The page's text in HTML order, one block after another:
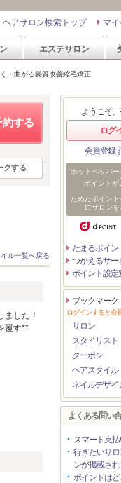
マ
アサロン検索トップ
エステサロン
・曲がる髪質改善縮毛矯正
約する
クする
ル一覧へ戻る
ました！
覆す**
ようこそ、
ログ
会員登録
ホットペッパ
ポイントが
ためたポイント
にサロンを
たまるポイン
つかえるサー
ポイント設定
ブックマーク
ログインすると会
サロン
スタイリスト
クーポン
ヘアスタイル
ネイルデザイ
よくある問い
スマート支
行きたいサ
ンが掲載さ
ポイントは